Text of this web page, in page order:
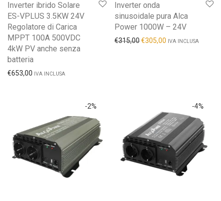
Inverter ibrido Solare
ES-VPLUS 3.5KW 24V
Regolatore di Carica
MPPT 100A 500VDC
4kW PV anche senza
batteria
€653,00 IVA INCLUSA
Inverter onda
sinusoidale pura Alca
Power 1000W – 24V
€315,00€305,00 IVA INCLUSA
-2% -4%